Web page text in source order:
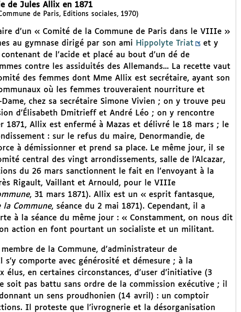
de Jules Allix en 1871
de Paris, Editions sociales, 1970)
d’un « Comité de la Commune de Paris dans le VIIIe »
au gymnase dirigé par son ami Hippolyte Triat
et y
de l’acide et placé au bout d’un dé de
contre les assiduités des Allemands... La recette vaut
des femmes dont Mme Allix est secrétaire, ayant son
où les femmes trouveraient nourriture et
chez sa secrétaire Simone Vivien ; on y trouve peu
d’Élisabeth Dmitrieff et André Léo ; on y rencontre
1871, Allix est enfermé à Mazas et délivré le 18 mars ; le
: sur le refus du maire, Denormandie, de
à démissionner et prend sa place. Le même jour, il se
central des vingt arrondissements, salle de l’Alcazar,
du 26 mars sanctionnent le fait en l’envoyant à la
Rigault, Vaillant et Arnould, pour le VIIIe
, 31 mars 1871). Allix est un « esprit fantasque,
la Commune, séance du 2 mai 1871). Cependant, il a
à la séance du même jour : « Constamment, on nous dit
action en font pourtant un socialiste et un militant.
de la Commune, d’administrateur de
comporte avec générosité et démesure ; à la
en certaines circonstances, d’user d’initiative (3
soit pas battu sans ordre de la commission exécutive ; il
un sens proudhonien (14 avril) : un comptoir
Il proteste que l’ivrognerie et la désorganisation